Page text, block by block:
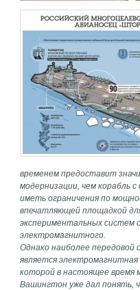
временем предоставит
модернизации, чем корабль
иметь ограничения по
впечатляющей площадкой
экспериментальных систем
электромагнитного.
Однако наиболее передовой
является
которой в настоящее
Вашингтон уже дал понять,